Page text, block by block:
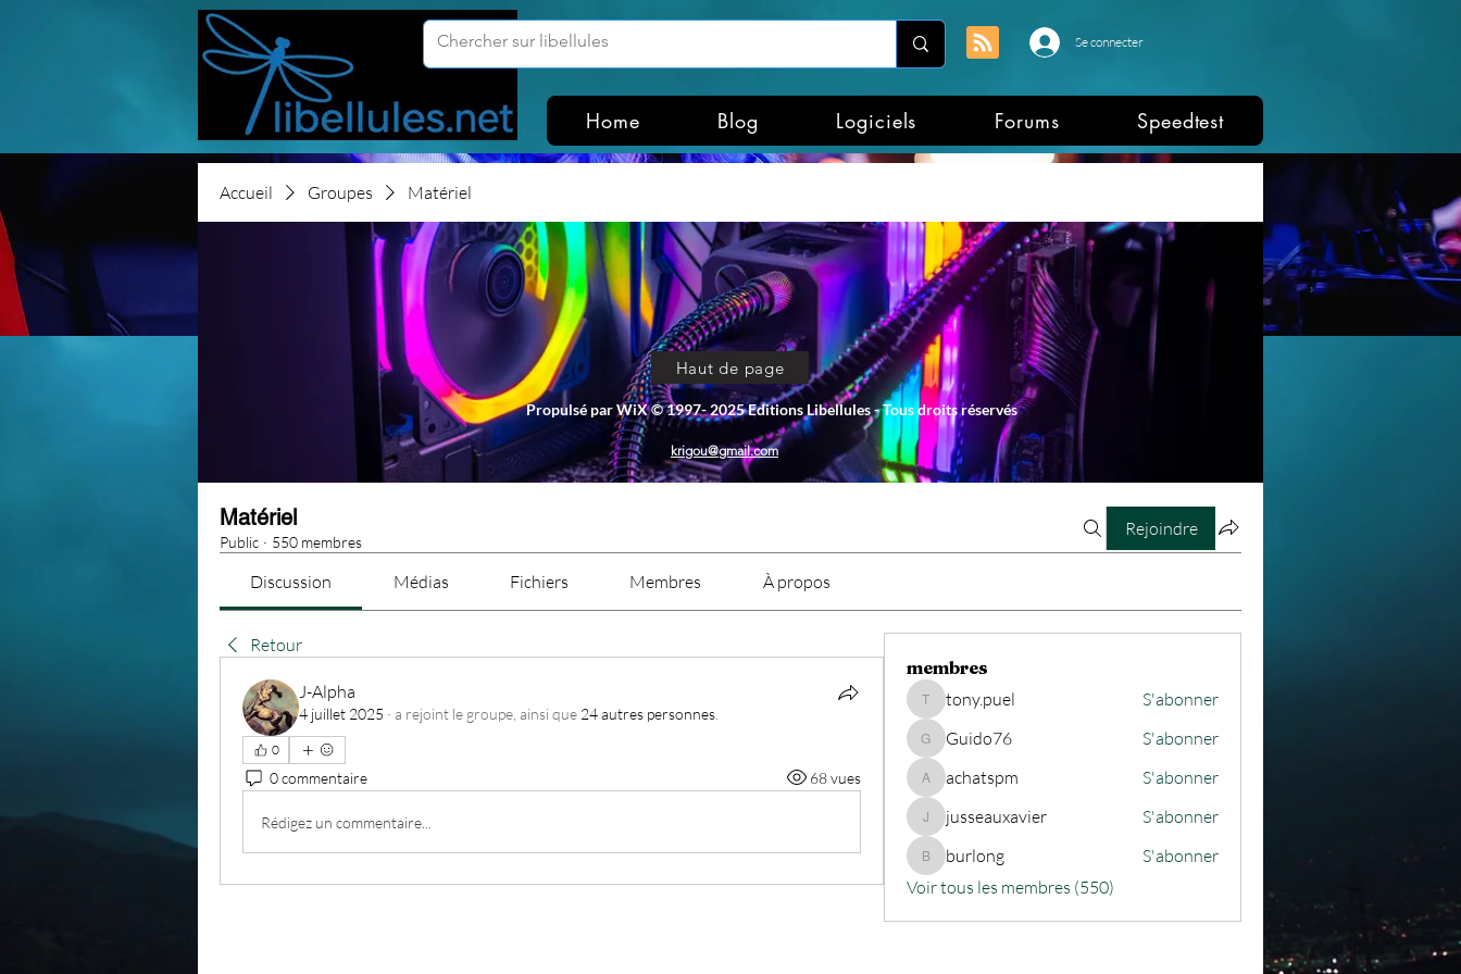
Se connecter
Home Blog Logiciels Forums Speedtest
Accueil Groupes Matériel
Matériel
Public · 550 membres
Rejoindre
Discussion Médias Fichiers Membres À propos
Retour
J-Alpha
4 juillet 2025 · a rejoint le groupe, ainsi que 24 autres personnes
0
0 commentaire 68 vues
Rédigez un commentaire...
membres
tony.puel
tony.puel S'abonner
Guido76
Guido76 S'abonner
achatspm
achatspm S'abonner
jusseauxavier
jusseauxavier S'abonner
burlongburlong
S'abonner
Voir tous les membres (550)
Haut de page
Propulsé par WiX © 1997- 2025 Editions Libellules - Tous droits réservés
krigou@gmail.com